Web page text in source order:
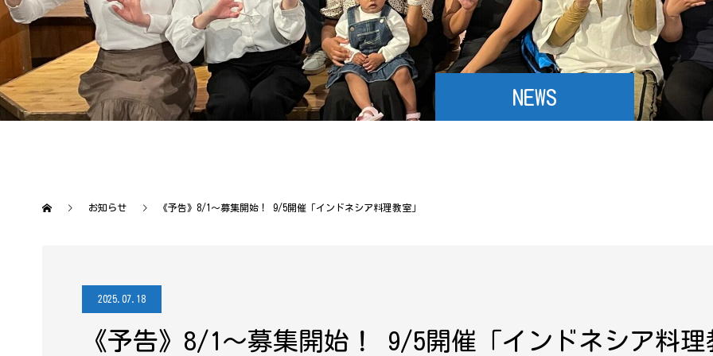
NEWS
お知らせ 《予告》8/1〜募集開始！ 9/5開催「インドネシア料理教室」
2025.07.18
《予告》8/1〜募集開始！ 9/5開催「インドネシア料理